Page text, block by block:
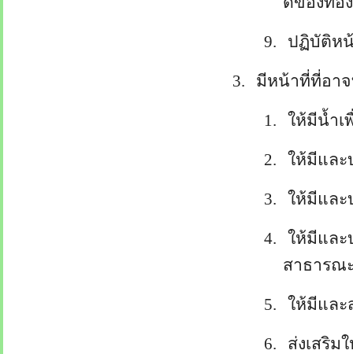
9. ปฏิบัติห
3. มีหน้าที่ที่อา
1. ให้มีน้ำเ
2. ให้มีและ
3. ให้มีและ
4.
ให้มีและ
สาธารณ
5. ให้มีและ
6. ส่งเสริม